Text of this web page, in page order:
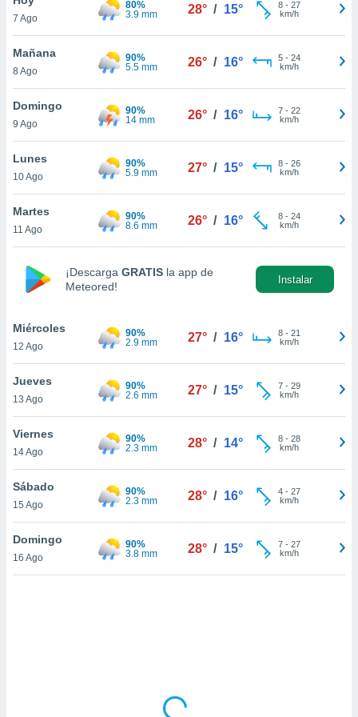
y
en
más
de
cookies
aceptar
de
sitio
de que
sean
para
ni para
7 Ago
80%
3.9 mm
28° / 15° 8- 27
km/h
Mañana
8 Ago
90%
5.5 mm
26° / 16° 5- 24
km/h
Domingo
9 Ago
90%
14 mm
26° / 16° 7- 22
km/h
Lunes
10 Ago
90%
5.9 mm
27° / 15° 8- 26
km/h
Martes
11 Ago
90%
8.6 mm
26° / 16° 8- 24
km/h
¡Descarga GRATIS la app de
Meteored!
Instalar
Miércoles
12 Ago
90%
2.9 mm
27° / 16° 8- 21
km/h
Jueves
13 Ago
90%
2.6 mm
27° / 15° 7- 29
km/h
Viernes
14 Ago
90%
2.3 mm
28° / 14° 8- 28
km/h
Sábado
15 Ago
90%
2.3 mm
28° / 16° 4- 27
km/h
Domingo
16 Ago
90%
3.8 mm
28° / 15° 7- 27
km/h